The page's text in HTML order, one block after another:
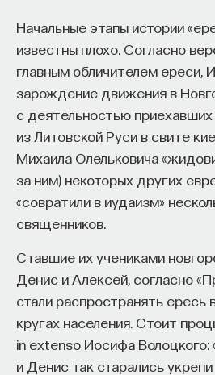
Начальные этапы истории
известны плохо. Согласно
главным обличителем ереси,
зарождение движения в
с деятельностью приехавших
из Литовской Руси в свите
Михаила Олельковича
за ним) некоторых других
«совратили в иудаизм»
священников.
Ставшие их учениками
Денис и Алексей, согласно
стали распространять ересь
кругах населения. Стоит
in extenso Иосифа
и Денис так старались